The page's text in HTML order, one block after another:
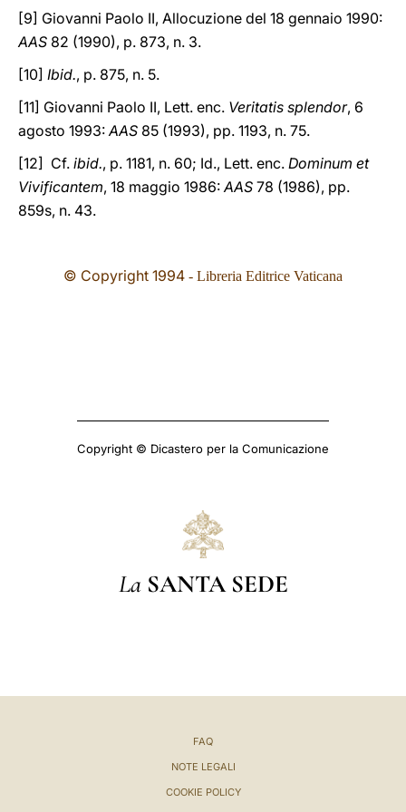
[9] Giovanni Paolo II, Allocuzione del 18 gennaio 1990:
AAS 82 (1990), p. 873, n. 3.
[10] Ibid., p. 875, n. 5.
[11] Giovanni Paolo II, Lett. enc. Veritatis splendor, 6
agosto 1993:AAS 85 (1993), pp. 1193, n. 75.
[12] Cf. ibid., p. 1181, n. 60; Id., Lett. enc. Dominum et
Vivificantem, 18 maggio 1986:AAS 78 (1986), pp.
859s, n. 43.
© Copyright 1994 - Libreria Editrice Vaticana
Copyright © Dicastero per la Comunicazione
La SANTA SEDE
FAQ
NOTE LEGALI
COOKIE POLICY